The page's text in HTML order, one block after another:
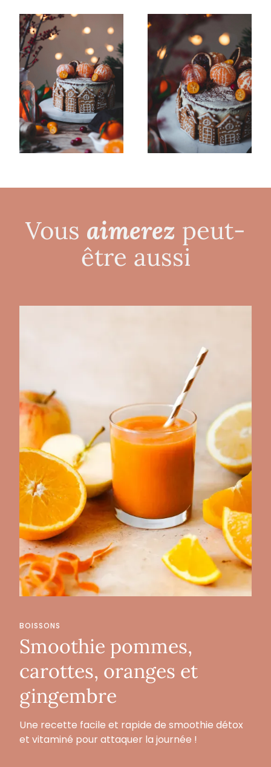
Vous aimerez peut-
être aussi
BOISSONS
Smoothie pommes,
carottes, oranges et
gingembre
Une recette facile et rapide de smoothie détox
et vitaminé pour attaquer la journée !